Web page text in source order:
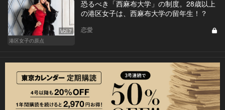
Vol.7
港区女子の原点
恐るべき「西麻布大学」の制度。28歳以上
の港区女子は、西麻布大学の留年生！？
恋愛